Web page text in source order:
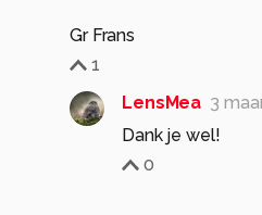
Gr Frans
1
LensMea 3
Dank je wel!
0